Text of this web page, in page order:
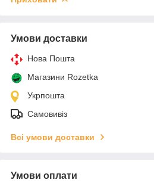
Умови доставки
Нова Пошта
Магазини Rozetka
Укрпошта
Самовивіз
Всі умови доставки
Умови оплати